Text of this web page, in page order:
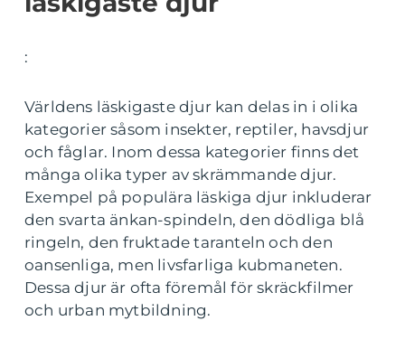
:
Världens läskigaste djur kan delas in i olika
kategorier såsom insekter, reptiler, havsdjur
och fåglar. Inom dessa kategorier finns det
många olika typer av skrämmande djur.
Exempel på populära läskiga djur inkluderar
den svarta änkan-spindeln, den dödliga blå
ringeln, den fruktade taranteln och den
oansenliga, men livsfarliga kubmaneten.
Dessa djur är ofta föremål för skräckfilmer
och urban mytbildning.